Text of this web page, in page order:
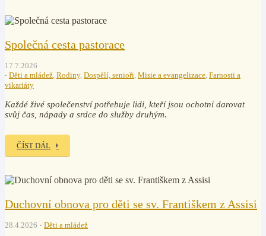
Společná cesta pastorace
17.7.2026
Děti a mládež, Rodiny, Dospělí, senioři, Misie a evangelizace, Farnosti a
vikariáty
Každé živé společenství potřebuje lidi, kteří jsou ochotni darovat
svůj čas, nápady a srdce do služby druhým.
ČÍST DÁL
Duchovní obnova pro děti se sv. Františkem z Assisi
28.4.2026 Děti a mládež